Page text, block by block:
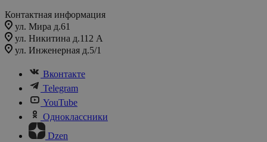
Контактная информация
ул. Мира д.61
ул. Никитина д.112 А
ул. Инженерная д.5/1
Вконтакте
Telegram
YouTube
Одноклассники
Dzen